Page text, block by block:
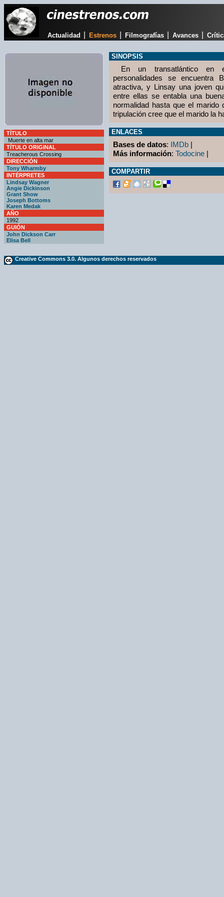
Actualidad Estrenos Filmografías Avances
TÍTULO
Muerte en alta mar
TÍTULO ORIGINAL
Treacherous Crossing
DIRECCIÓN
Tony Wharmby
INTÉRPRETES
Lindsay Wagner
Angie Dickinson
Grant Show
Joseph Bottoms
Karen Medak
AÑO
1992
GUIÓN
John Dickson Carr
Elisa Bell
SINOPSIS
En un transatlántico en
personalidades se encuentra
atractiva, y Linsay una joven
entre ellas se entabla una
normalidad hasta que el marido
tripulación cree que el marido la
ENLACES
Bases de datos: IMDb |
Más información: Todocine |
COMPARTIR
Creative Commons 3.0. Algunos derechos reservados